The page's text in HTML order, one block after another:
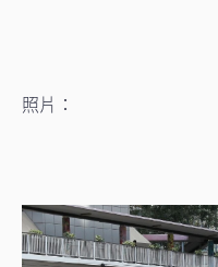
照片：